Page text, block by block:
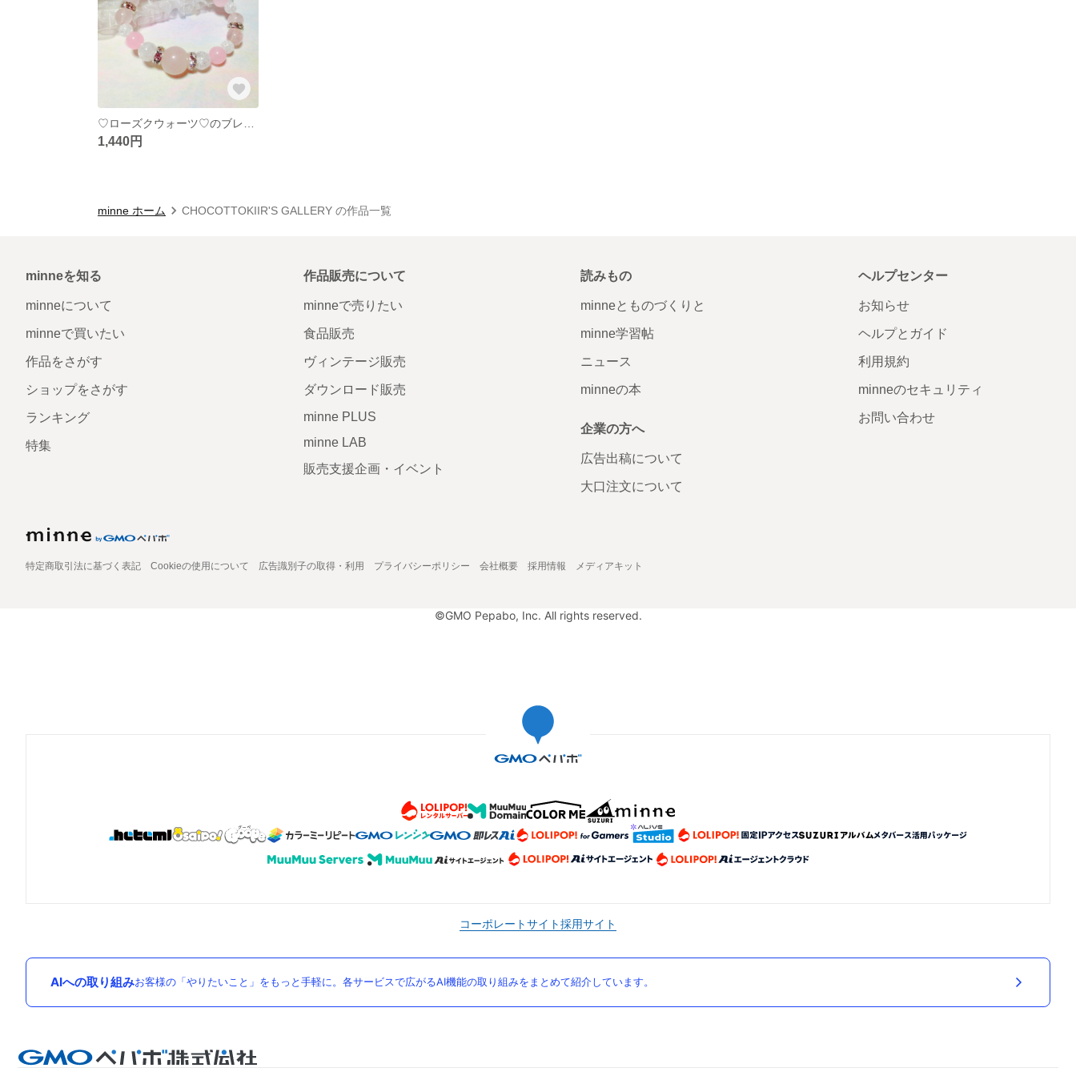
1,440円
minne ホーム CHOCOTTOKIIR'S GALLERY の作品一覧
minneを知る
minneについて
minneで買いたい
作品をさがす
ショップをさがす
ランキング
特集
作品販売について
minneで売りたい
食品販売
ヴィンテージ販売
ダウンロード販売
minne PLUS
minne LAB
販売支援企画・イベント
読みもの
minneとものづくりと
minne学習帖
ニュース
minneの本
企業の方へ
広告出稿について
大口注文について
ヘルプセンター
お知らせ
ヘルプとガイド
利用規約
minneのセキュリティ
お問い合わせ
特定商取引法に基づく表記 Cookieの使用について 広告識別子の取得・利用 プライバシーポリシー 会社概要 採用情報 メディアキット
©GMO Pepabo, Inc. All rights reserved.
コーポレートサイト採用サイト
AIへの取り組みお客様の「やりたいこと」をもっと手軽に。各サービスで広がるAI機能の取り組みをまとめて紹介しています。